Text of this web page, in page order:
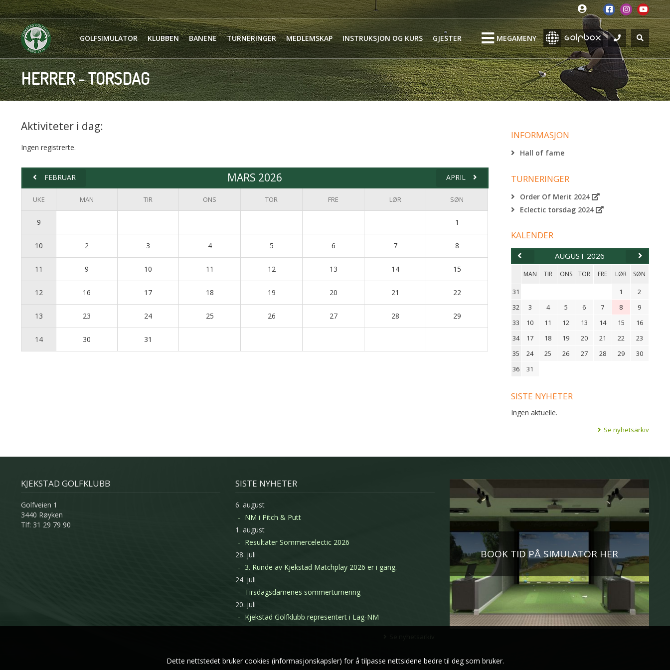
HERRER - TORSDAG
GOLFSIMULATOR KLUBBEN BANENE TURNERINGER MEDLEMSKAP INSTRUKSJON OG KURS GJESTER MEGAMENY
Aktiviteter i dag:
Ingen registrerte.
FEBRUAR APRIL
MARS 2026
UKE MAN TIR ONS TOR FRE LØR SØN
9 1
10 2 3 4 5 6 7 8
11 9 10 11 12 13 14 15
12 16 17 18 19 20 21 22
13 23 24 25 26 27 28 29
14 30 31
INFORMASJON
Hall of fame
TURNERINGER
Order Of Merit 2024
Eclectic torsdag 2024
KALENDER
AUGUST 2026
MAN TIR ONS TOR FRE LØR SØN
31 1
2
32
3 4 5 6 7 8
9
33
10 11 12 13 14 15
16
34
17 18 19 20 21 22
23
35
24 25 26 27 28 29
30
36
31
SISTE NYHETER
Ingen aktuelle.
Se nyhetsarkiv
KJEKSTAD GOLFKLUBB
Golfveien 1
3440 Røyken
Tlf: 31 29 79 90
SISTE NYHETER
6. august
NM i Pitch & Putt
1. august
Resultater Sommercelectic 2026
28. juli
3. Runde av Kjekstad Matchplay 2026 er i gang.
24. juli
Tirsdagsdamenes sommerturnering
20. juli
Kjekstad Golfklubb representert i Lag-NM
BOOK TID PÅ SIMULATOR HER
Dette nettstedet bruker cookies (informasjonskapsler) for å tilpasse nettsidene bedre til deg som bruker.